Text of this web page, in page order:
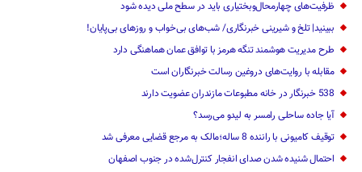
ظرفیت‌های چهارمحال‌وبختیاری باید در سطح ملی دیده شود
ببینید| تلخ و شیرینی خبرنگاری/‌ شب‌های بی‌خواب و روزهای بی‌پایان!
طرح مدیریت هوشمند تنگه هرمز با توافق عمان هماهنگی دارد
مقابله با روایت‌های دروغین رسالت خبرنگاران است
538 خبرنگار در خانه مطبوعات مازندران عضویت دارند
آیا جاده ساحلی رامسر به لیدو می‌رسد؟
توقیف کامیونی با راننده 8 ساله؛مالک به مرجع قضایی معرفی شد
احتمال شنیده شدن صدای انفجار کنترل‌شده در جنوب اصفهان